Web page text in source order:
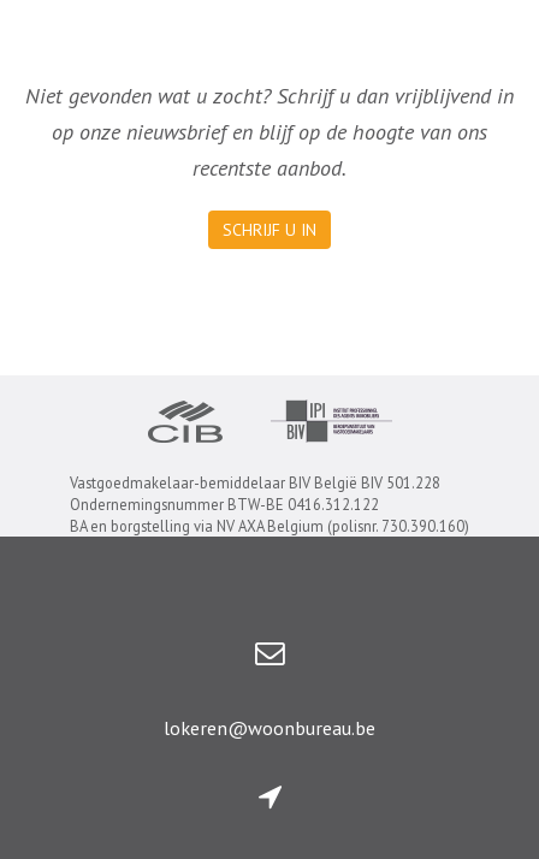
Niet gevonden wat u zocht? Schrijf u dan vrijblijvend in
op onze nieuwsbrief en blijf op de hoogte van ons
recentste aanbod.
SCHRIJF U IN
Vastgoedmakelaar-bemiddelaar BIV België BIV 501.228
Ondernemingsnummer BTW-BE 0416.312.122
BA en borgstelling via NV AXA Belgium (polisnr. 730.390.160)
lokeren@woonbureau.be